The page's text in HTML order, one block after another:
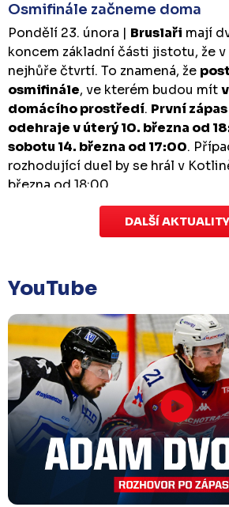
Osmifinále začneme doma
Pondělí 23. února | Bruslaři mají
koncem základní části jistotu, že
nejhůře čtvrtí. To znamená, že
osmifinále, ve kterém budou mít
domácího prostředí. První
odehraje v úterý 10. března od
sobotu 14. března od 17:00.
rozhodující duel by se hrál v
března od 18:00.
Zápas dorostu je odložen
které se mělo odehrát v pátek 30.
odloženo!Odehraje se v
kterém se bude jednat.
Náhradní termín 32. kola
Úterý 27. ledna |Utkání 32. kola v
mělo původně odehrát 31. ledna,
marodky Králůodloženo. Kluby
náhradním termínu, Bruslaři se s
venkuv pondělí 16. února od
DALŠÍ AKTUALITY
YouTube